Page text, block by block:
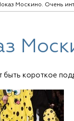
Москино. Очень
быть короткое